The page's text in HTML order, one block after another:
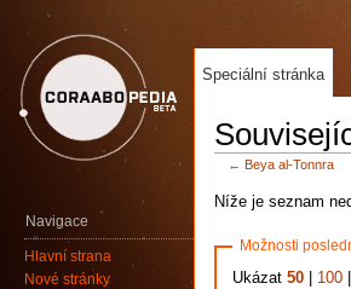
← Beya al-Tonnra
Níže je seznam
Možnosti
Ukázat 50| 100|
Speciální stránka
Navigace
Hlavní strana
Nové stránky